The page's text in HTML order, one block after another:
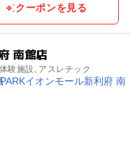
クーポンを見る
南館店
験施設, アスレチック